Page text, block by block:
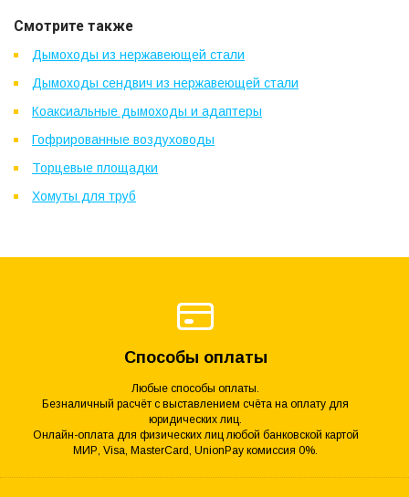
Смотрите также
Дымоходы из нержавеющей стали
Дымоходы сендвич из нержавеющей стали
Коаксиальные дымоходы и адаптеры
Гофрированные воздуховоды
Торцевые площадки
Хомуты для труб
Способы оплаты
Любые способы оплаты.
Безналичный расчёт с выставлением счёта на оплату для
юридических лиц.
Онлайн-оплата для физических лиц любой банковской картой
МИР, Visa, MasterCard, UnionPay комиссия 0%.